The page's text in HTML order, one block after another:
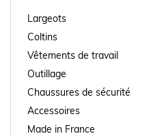
Largeots
Coltins
Vêtements de travail
Outillage
Chaussures de sécurité
Accessoires
Made in France